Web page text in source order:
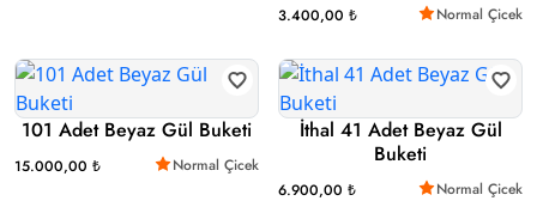
3.400,00 ₺ Normal Çicek
101 Adet Beyaz Gül Buketi
15.000,00 ₺ Normal Çicek
İthal 41 Adet Beyaz Gül
Buketi
6.900,00 ₺ Normal Çicek